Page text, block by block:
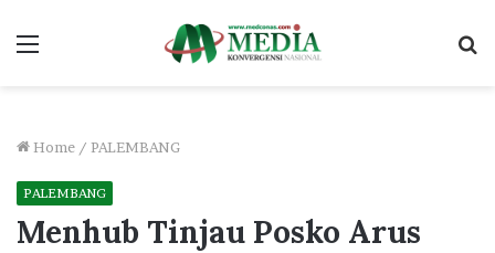
Menu
Home / PALEMBANG
PALEMBANG
Menhub Tinjau Posko Arus